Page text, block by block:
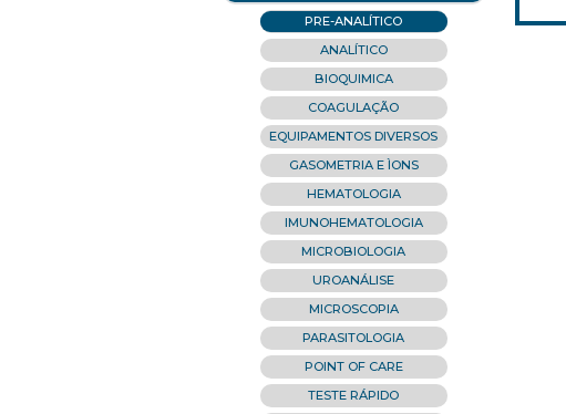
PRE-ANALÍTICO
ANALÍTICO
BIOQUIMICA
COAGULAÇÃO
EQUIPAMENTOS DIVERSOS
GASOMETRIA E ÌONS
HEMATOLOGIA
IMUNOHEMATOLOGIA
MICROBIOLOGIA
UROANÁLISE
MICROSCOPIA
PARASITOLOGIA
POINT OF CARE
TESTE RÁPIDO